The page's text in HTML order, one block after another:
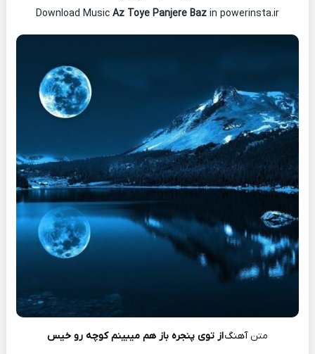
Download Music
Az Toye Panjere Baz in powerinsta.ir
متنآهنگاز توی پنجره باز هم میبینم کوچه رو خیس